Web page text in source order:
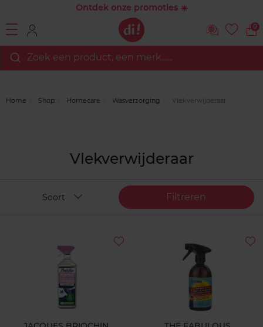
Ontdek onze promoties ☀️
0
Zoek een product, een merk…...
Home Shop Homecare Wasverzorging Vlekverwijderaar
Vlekverwijderaar
Filtreren
Soort